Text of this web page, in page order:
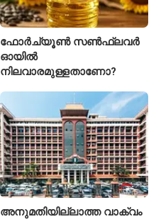
ഫോർച്യൂൺ സൺഫ്ലവർ
ഓയിൽ
നിലവാരമുള്ളതാണോ?
അനുമതിയില്ലാത്ത വാക്വം